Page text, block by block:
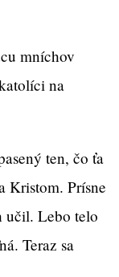
mníchov
na
ten, čo ťa
Kristom. Prísne
učil. Lebo telo
Teraz sa